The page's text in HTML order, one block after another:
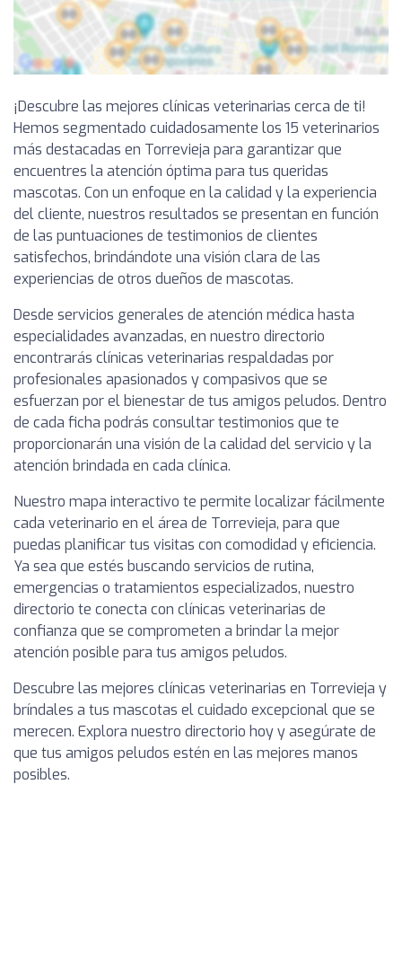
¡Descubre las mejores clínicas veterinarias cerca de ti!
Hemos segmentado cuidadosamente los 15 veterinarios
más destacadas en Torrevieja para garantizar que
encuentres la atención óptima para tus queridas
mascotas. Con un enfoque en la calidad y la experiencia
del cliente, nuestros resultados se presentan en función
de las puntuaciones de testimonios de clientes
satisfechos, brindándote una visión clara de las
experiencias de otros dueños de mascotas.
Desde servicios generales de atención médica hasta
especialidades avanzadas, en nuestro directorio
encontrarás clínicas veterinarias respaldadas por
profesionales apasionados y compasivos que se
esfuerzan por el bienestar de tus amigos peludos. Dentro
de cada ficha podrás consultar testimonios que te
proporcionarán una visión de la calidad del servicio y la
atención brindada en cada clínica.
Nuestro mapa interactivo te permite localizar fácilmente
cada veterinario en el área de Torrevieja, para que
puedas planificar tus visitas con comodidad y eficiencia.
Ya sea que estés buscando servicios de rutina,
emergencias o tratamientos especializados, nuestro
directorio te conecta con clínicas veterinarias de
confianza que se comprometen a brindar la mejor
atención posible para tus amigos peludos.
Descubre las mejores clínicas veterinarias en Torrevieja y
bríndales a tus mascotas el cuidado excepcional que se
merecen. Explora nuestro directorio hoy y asegúrate de
que tus amigos peludos estén en las mejores manos
posibles.